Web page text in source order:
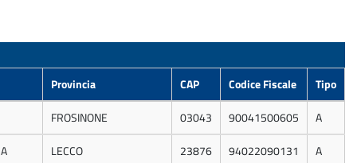
Provincia CAP Codice Fiscale
Tipo
FROSINONE
03043 90041500605
A
LECCO 23876 94022090131 A